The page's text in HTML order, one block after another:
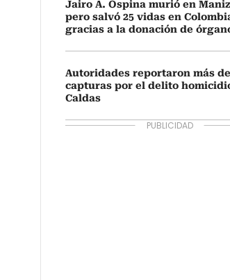
Jairo A. Ospina murió en
pero salvó 25 vidas en
gracias a la donación de
Autoridades reportaron más
capturas por el delito
Caldas